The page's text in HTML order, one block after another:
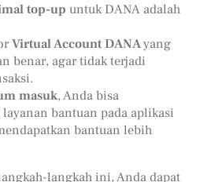
top-up untuk DANA adalah
Virtual Account DANAyang
benar, agar tidak terjadi
masuk, Anda bisa
bantuan pada aplikasi
bantuan lebih
langkah ini, Anda dapat